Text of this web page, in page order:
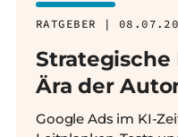
RATGEBER |
Ära der
Google Ads im KI-